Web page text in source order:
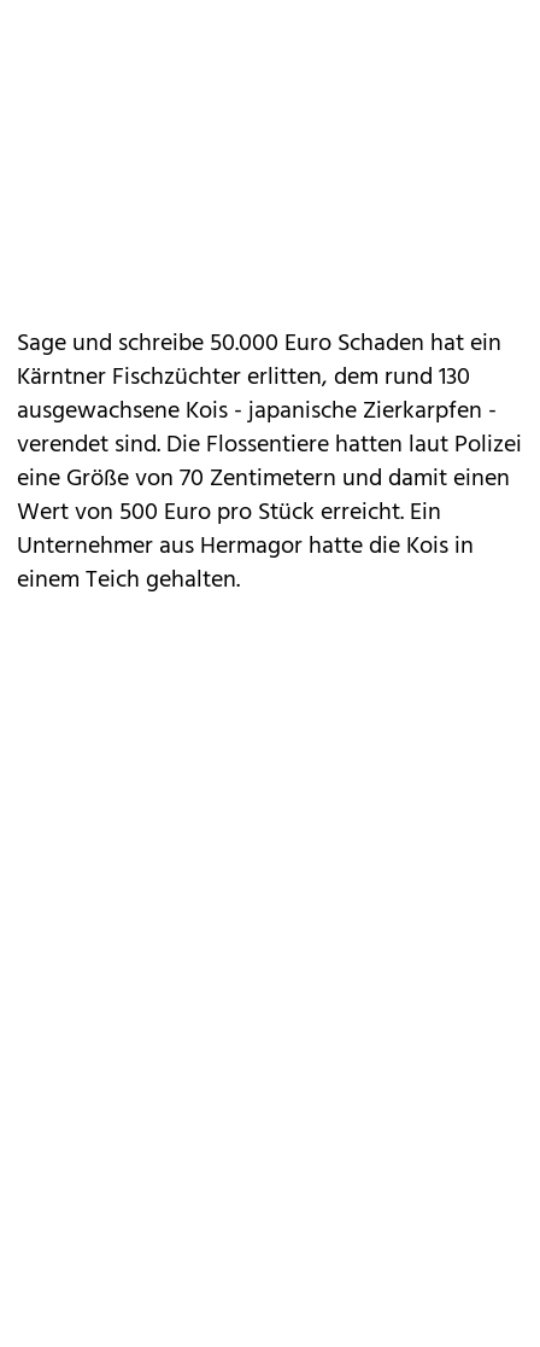
Sage und schreibe 50.000 Euro Schaden hat ein
Kärntner Fischzüchter erlitten, dem rund 130
ausgewachsene Kois - japanische Zierkarpfen -
verendet sind. Die Flossentiere hatten laut Polizei
eine Größe von 70 Zentimetern und damit einen
Wert von 500 Euro pro Stück erreicht. Ein
Unternehmer aus Hermagor hatte die Kois in
einem Teich gehalten.